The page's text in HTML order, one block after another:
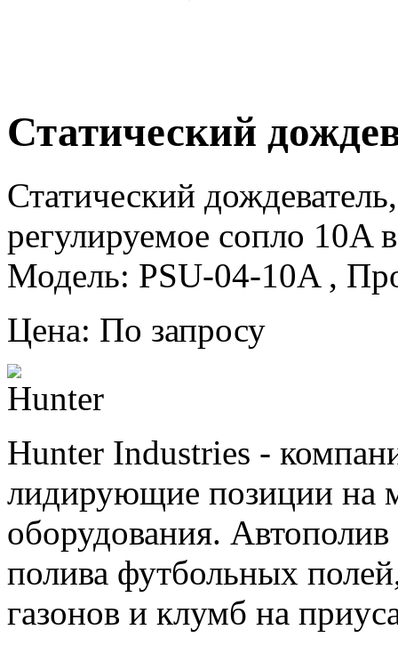
Статический
Статический
регулируемое сопло 10A
Модель: PSU-04-10A ,
Цена: По запросу
Hunter Industries -
лидирующие позиции на
оборудования.
полива футбольных
газонов и клумб на